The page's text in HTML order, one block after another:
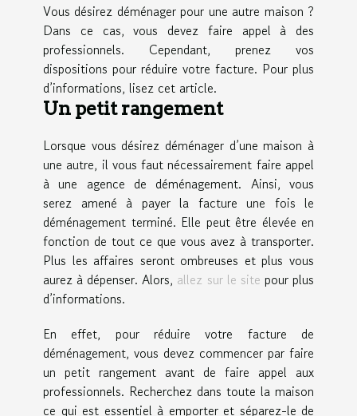
Vous désirez déménager pour une autre maison ?
Dans ce cas, vous devez faire appel à des
professionnels. Cependant, prenez vos
dispositions pour réduire votre facture. Pour plus
d’informations, lisez cet article.
Un petit rangement
Lorsque vous désirez déménager d’une maison à
une autre, il vous faut nécessairement faire appel
à une agence de déménagement. Ainsi, vous
serez amené à payer la facture une fois le
déménagement terminé. Elle peut être élevée en
fonction de tout ce que vous avez à transporter.
Plus les affaires seront ombreuses et plus vous
aurez à dépenser. Alors, allez sur le site pour plus
d’informations.
En effet, pour réduire votre facture de
déménagement, vous devez commencer par faire
un petit rangement avant de faire appel aux
professionnels. Recherchez dans toute la maison
ce qui est essentiel à emporter et séparez-le de